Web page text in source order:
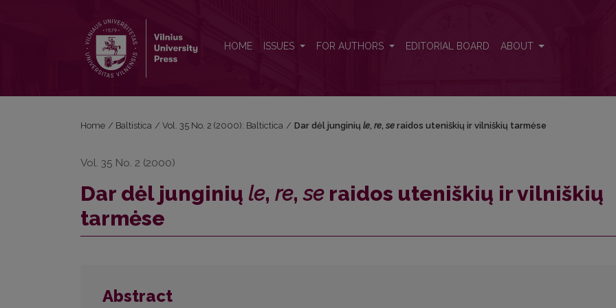
HOME ISSUES FOR AUTHORS EDITORIAL BOARD ABOUT
Home / Baltistica / Vol. 35 No. 2 (2000): Baltictica / Dar dėl junginių le, re, seraidos uteniškių ir vilniškių tarmėse
Vol. 35 No. 2 (2000)
Dar dėl junginių le, re,seraidos uteniškių ir vilniškių
tarmėse
Abstract